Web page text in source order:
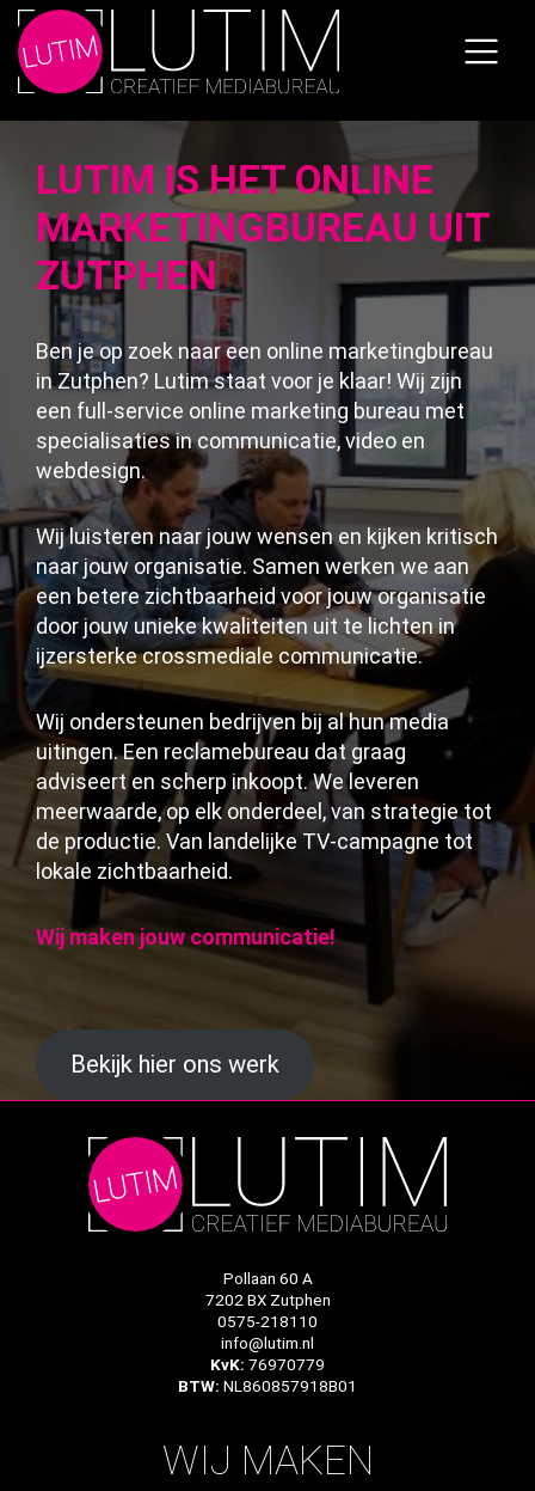
Skip
to
the
LUTIM IS HET ONLINE
MARKETINGBUREAU UIT
ZUTPHEN
Ben je op zoek naar een online marketingbureau
in Zutphen? Lutim staat voor je klaar! Wij zijn
een full-service online marketing bureau met
specialisaties in communicatie, video en
webdesign.
Wij luisteren naar jouw wensen en kijken kritisch
naar jouw organisatie. Samen werken we aan
een betere zichtbaarheid voor jouw organisatie
door jouw unieke kwaliteiten uit te lichten in
ijzersterke crossmediale communicatie.
Wij ondersteunen bedrijven bij al hun media
uitingen. Een reclamebureau dat graag
adviseert en scherp inkoopt. We leveren
meerwaarde, op elk onderdeel, van strategie tot
de productie. Van landelijke TV-campagne tot
lokale zichtbaarheid.
Wij maken jouw communicatie!
Bekijk hier ons werk
Pollaan 60 A
7202 BX Zutphen
0575-218110
info@lutim.nl
KvK: 76970779
BTW: NL860857918B01
WIJ MAKEN